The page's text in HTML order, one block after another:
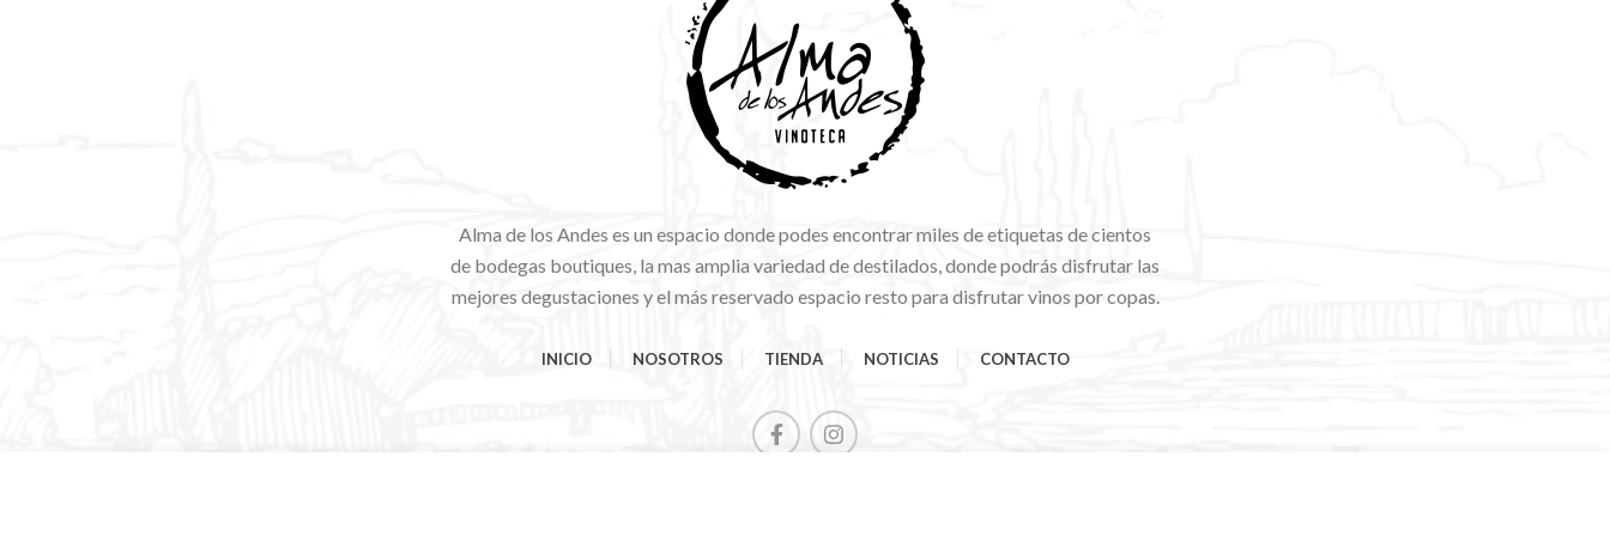
Alma de los Andes es un espacio donde podes encontrar miles de etiquetas de cientos
de bodegas boutiques, la mas amplia variedad de destilados, donde podrás disfrutar las
mejores degustaciones y el más reservado espacio resto para disfrutar vinos por copas.
INICIO NOSOTROS TIENDA NOTICIAS CONTACTO